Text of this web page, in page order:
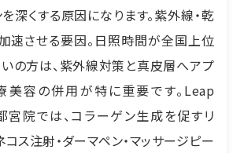
深くする原因になります。紫外線・乾
速させる要因。日照時間が全国上位
の方は、紫外線対策と真皮層へアプ
美容の併用が特に重要です。Leap
院では、コラーゲン生成を促すリ
コス注射・ダーマペン・マッサージピー